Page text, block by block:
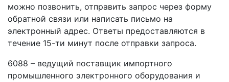
можно позвонить, отправить запрос через форму
обратной связи или написать письмо на
электронный адрес. Ответы предоставляются в
течение 15-ти минут после отправки запроса.
6088 – ведущий поставщик импортного
промышленного электронного оборудования и